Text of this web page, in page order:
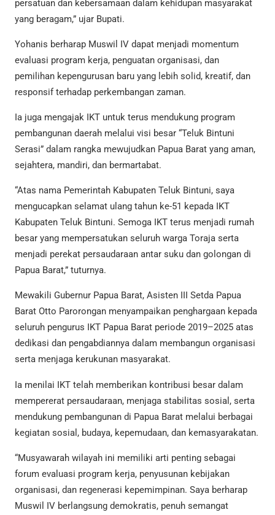
persatuan dan kebersamaan dalam kehidupan masyarakat
yang beragam,” ujar Bupati.
Yohanis berharap Muswil IV dapat menjadi momentum
evaluasi program kerja, penguatan organisasi, dan
pemilihan kepengurusan baru yang lebih solid, kreatif, dan
responsif terhadap perkembangan zaman.
Ia juga mengajak IKT untuk terus mendukung program
pembangunan daerah melalui visi besar “Teluk Bintuni
Serasi” dalam rangka mewujudkan Papua Barat yang aman,
sejahtera, mandiri, dan bermartabat.
“Atas nama Pemerintah Kabupaten Teluk Bintuni, saya
mengucapkan selamat ulang tahun ke-51 kepada IKT
Kabupaten Teluk Bintuni. Semoga IKT terus menjadi rumah
besar yang mempersatukan seluruh warga Toraja serta
menjadi perekat persaudaraan antar suku dan golongan di
Papua Barat,” tuturnya.
Mewakili Gubernur Papua Barat, Asisten III Setda Papua
Barat Otto Parorongan menyampaikan penghargaan kepada
seluruh pengurus IKT Papua Barat periode 2019–2025 atas
dedikasi dan pengabdiannya dalam membangun organisasi
serta menjaga kerukunan masyarakat.
Ia menilai IKT telah memberikan kontribusi besar dalam
mempererat persaudaraan, menjaga stabilitas sosial, serta
mendukung pembangunan di Papua Barat melalui berbagai
kegiatan sosial, budaya, kepemudaan, dan kemasyarakatan.
“Musyawarah wilayah ini memiliki arti penting sebagai
forum evaluasi program kerja, penyusunan kebijakan
organisasi, dan regenerasi kepemimpinan. Saya berharap
Muswil IV berlangsung demokratis, penuh semangat